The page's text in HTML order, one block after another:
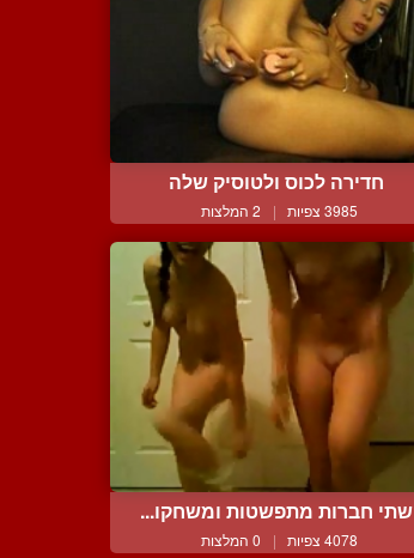
חדירה לכוס ולטוסיק שלה
3985 צפיות | 2 המלצות
שתי חברות מתפשטות ומשחקו...
4078 צפיות | 0 המלצות